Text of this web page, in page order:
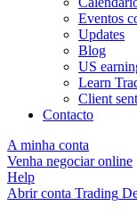
Eventos
Updates
Blog
US
Learn
Client
Contacto
A minha conta
Venha negociar online
Help
Abrir conta Trading